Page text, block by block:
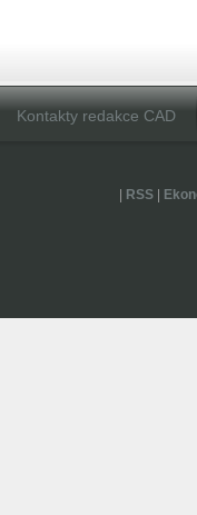
Kontakty redakce CAD
RSS|